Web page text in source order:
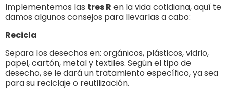
Implementemos las tres R en la vida cotidiana, aquí te
damos algunos consejos para llevarlas a cabo:
Recicla
Separa los desechos en: orgánicos, plásticos, vidrio,
papel, cartón, metal y textiles. Según el tipo de
desecho, se le dará un tratamiento específico, ya sea
para su reciclaje o reutilización.